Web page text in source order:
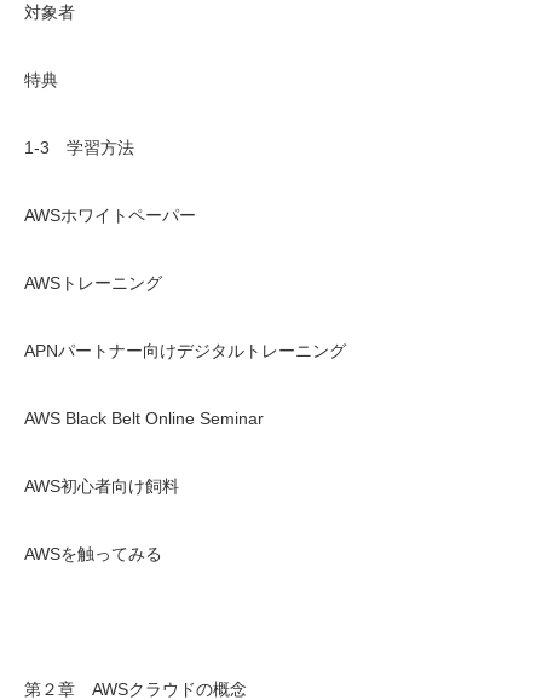
対象者
特典
1-3 学習方法
AWSホワイトペーパー
AWSトレーニング
APNパートナー向けデジタルトレーニング
AWS Black Belt Online Seminar
AWS初心者向け飼料
AWSを触ってみる
第２章 AWSクラウドの概念